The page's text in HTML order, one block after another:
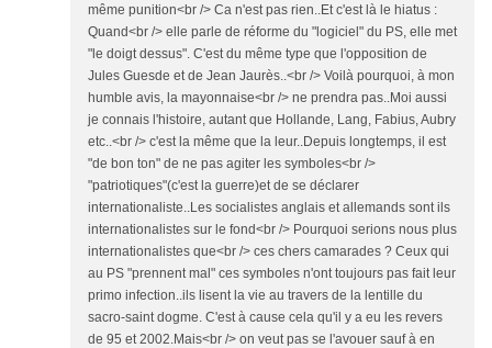
même punition<br /> Ca n'est pas rien..Et c'est là le hiatus :
Quand<br /> elle parle de réforme du "logiciel" du PS, elle met
"le doigt dessus". C'est du même type que l'opposition de
Jules Guesde et de Jean Jaurès..<br /> Voilà pourquoi, à mon
humble avis, la mayonnaise<br /> ne prendra pas..Moi aussi
je connais l'histoire, autant que Hollande, Lang, Fabius, Aubry
etc..<br /> c'est la même que la leur..Depuis longtemps, il est
"de bon ton" de ne pas agiter les symboles<br />
"patriotiques"(c'est la guerre)et de se déclarer
internationaliste..Les socialistes anglais et allemands sont ils
internationalistes sur le fond<br /> Pourquoi serions nous plus
internationalistes que<br /> ces chers camarades ? Ceux qui
au PS "prennent mal" ces symboles n'ont toujours pas fait leur
primo infection..ils lisent la vie au travers de la lentille du
sacro-saint dogme. C'est à cause cela qu'il y a eu les revers
de 95 et 2002.Mais<br /> on veut pas se l'avouer sauf à en